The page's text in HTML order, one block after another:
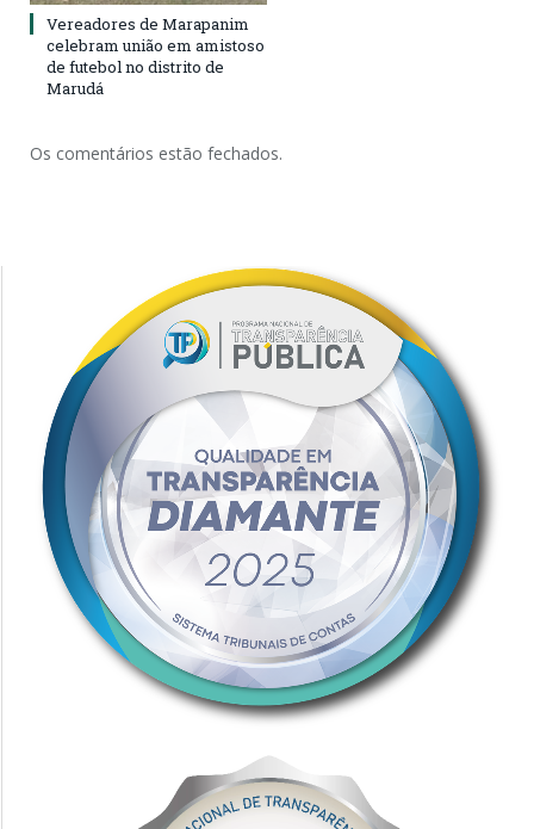
Vereadores de Marapanim
celebram união em amistoso
de futebol no distrito de
Marudá
Os comentários estão fechados.